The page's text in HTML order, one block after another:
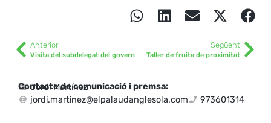
Anterior
Visita del subdelegat del govern
Següent
Taller de fruita de proximitat
Contacte de comunicació i premsa:
Jordi Martínez
jordi.martinez@elpalaudanglesola.com
973601314